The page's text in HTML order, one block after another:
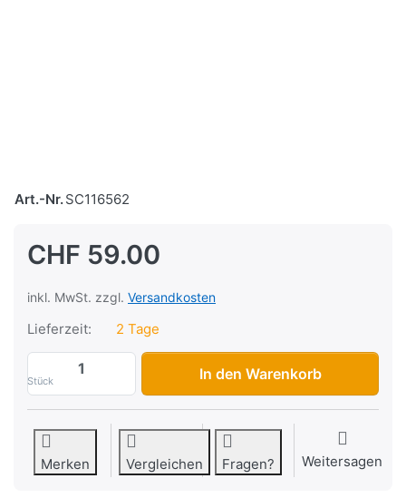
Art.-Nr.SC116562
CHF 59.00
inkl. MwSt. zzgl. Versandkosten
Lieferzeit: 2 Tage
Stück
Ausupffband DEi, 1 (25.4mm x 15m),
In den Warenkorb
Merken Vergleichen Fragen? Weitersagen